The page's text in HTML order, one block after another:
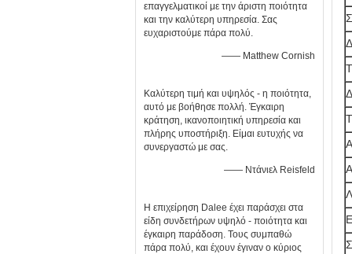
επαγγελματικοί με την άριστη ποιότητα
και την καλύτερη υπηρεσία. Σας
ευχαριστούμε πάρα πολύ.
—— Matthew Cornish
Καλύτερη τιμή και υψηλός - η ποιότητα,
αυτό με βοήθησε πολλή. Έγκαιρη
κράτηση, ικανοποιητική υπηρεσία και
πλήρης υποστήριξη. Είμαι ευτυχής να
συνεργαστώ με σας.
—— Ντάνιελ Reisfeld
Η επιχείρηση Dalee έχει παράσχει στα
είδη συνδετήρων υψηλό - ποιότητα και
έγκαιρη παράδοση. Τους συμπαθώ
πάρα πολύ, και έχουν έγιναν ο κύριος